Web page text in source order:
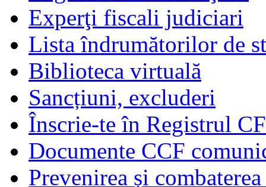
Experţi fiscali judiciari
Lista îndrumătorilor de
Biblioteca virtuală
Sancțiuni, excluderi
Înscrie-te în Registrul
Documente CCF
Prevenirea și